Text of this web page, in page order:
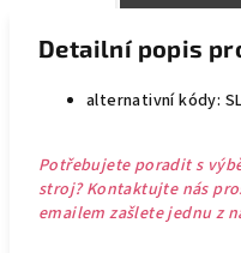
Detailní popis
alternativní kódy:
Potřebujete poradit s
stroj? Kontaktujte nás
emailem zašlete jednu z